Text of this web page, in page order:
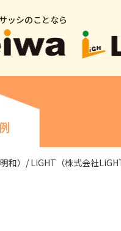
ッシのことなら
和）/ LiGHT（株式会社LiGHT